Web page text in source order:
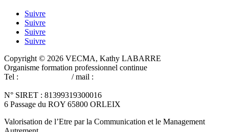
Suivre
Suivre
Suivre
Suivre
Copyright © 2026 VECMA, Kathy LABARRE
Organisme formation professionnel continue
Tel :
/ mail :
N° SIRET : 81399319300016
6 Passage du ROY 65800 ORLEIX
Valorisation de l’Etre par la Communication et le Management